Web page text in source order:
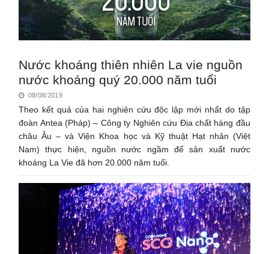
Nước khoáng thiên nhiên La vie nguồn
nước khoáng quý 20.000 năm tuổi
08/08/2019
Theo kết quả của hai nghiên cứu độc lập mới nhất do tập
đoàn Antea (Pháp) – Công ty Nghiên cứu Địa chất hàng đầu
châu Âu – và Viện Khoa học và Kỹ thuật Hạt nhân (Việt
Nam) thực hiện, nguồn nước ngầm để sản xuất nước
khoáng La Vie đã hơn 20.000 năm tuổi.